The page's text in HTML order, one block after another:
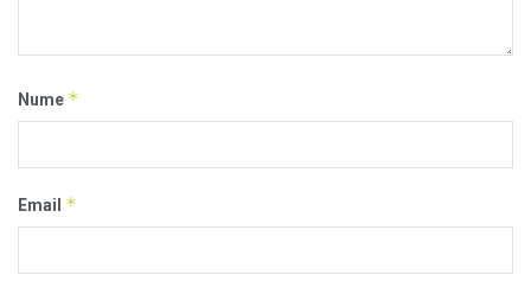
Nume *
Email *